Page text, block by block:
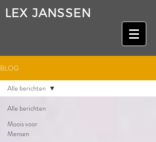
LEX JANSSEN
BLOG
Alle berichten
Moois voor
Mensen
Alle berichten